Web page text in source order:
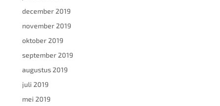
december 2019
november 2019
oktober 2019
september 2019
augustus 2019
juli 2019
mei 2019